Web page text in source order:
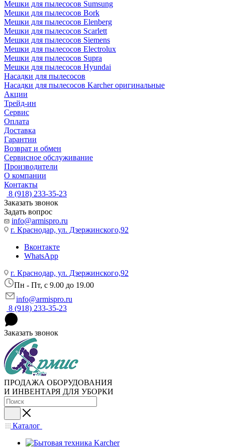
Мешки для пылесосов Sumsung
Мешки для пылесосов Bork
Мешки для пылесосов Elenberg
Мешки для пылесосов Scarlett
Мешки для пылесосов Siemens
Мешки для пылесосов Electrolux
Мешки для пылесосов Supra
Мешки для пылесосов Hyundai
Насадки для пылесосов
Насадки для пылесосов Karcher оригинальные
Акции
Трейд-ин
Сервис
Оплата
Доставка
Гарантии
Возврат и обмен
Сервисное обслуживание
Производители
О компании
Контакты
8 (918) 233-35-23
Заказать звонок
Задать вопрос
info@armispro.ru
г. Краснодар, ул. Дзержинского,92
Вконтакте
WhatsApp
г. Краснодар, ул. Дзержинского,92
Пн - Пт, c 9.00 до 19.00
info@armispro.ru
8 (918) 233-35-23
Заказать звонок
ПРОДАЖА ОБОРУДОВАНИЯ
И ИНВЕНТАРЯ ДЛЯ УБОРКИ
Каталог